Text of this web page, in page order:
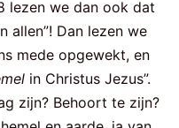
lezen we dan ook dat
allen”! Dan lezen we
mede opgewekt, en
in Christus Jezus”.
zijn? Behoort te zijn?